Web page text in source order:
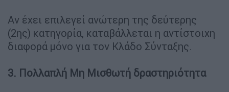
Αν έχει επιλεγεί ανώτερη της δεύτερης
(2ης) κατηγορία, καταβάλλεται η αντίστοιχη
διαφορά μόνο για τον Κλάδο Σύνταξης.
3. Πολλαπλή Μη Μισθωτή δραστηριότητα